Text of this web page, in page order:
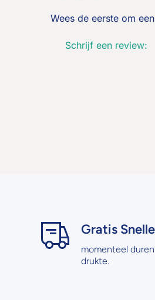
Wees de eerste om
Schrijf een review:
Gratis
momenteel
drukte.